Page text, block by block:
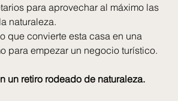
para aprovechar al máximo las
naturaleza.
que convierte esta casa en una
para empezar un negocio turístico.
un retiro rodeado de naturaleza.